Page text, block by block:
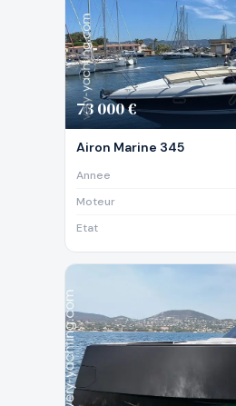
73 000 €
Airon Marine 345
Annee
Moteur
Etat